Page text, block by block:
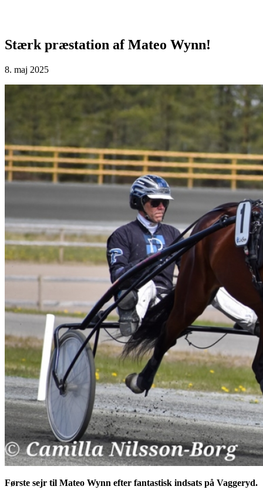
Stærk præstation af Mateo Wynn!
8. maj 2025
Første sejr til Mateo Wynn efter fantastisk indsats på Vaggeryd.